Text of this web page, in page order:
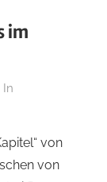
im
In
von
von